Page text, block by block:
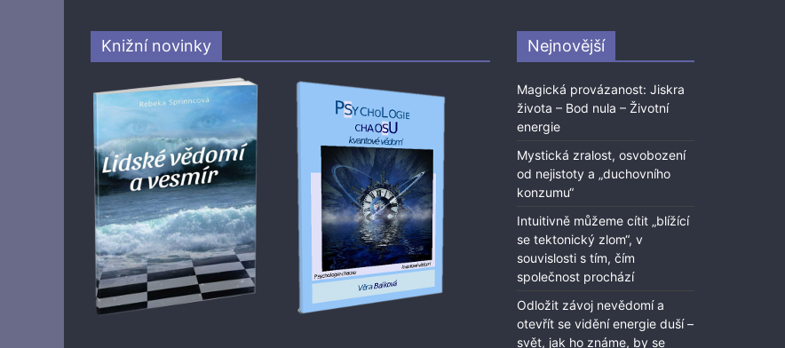
Knižní novinky Nejnovější
Magická provázanost: Jiskra
života – Bod nula – Životní
energie
Mystická zralost, osvobození
od nejistoty a „duchovního
konzumu“
Intuitivně můžeme cítit „blížící
se tektonický zlom“, v
souvislosti s tím, čím
společnost prochází
Odložit závoj nevědomí a
otevřít se vidění energie duší –
svět, jak ho známe, by se